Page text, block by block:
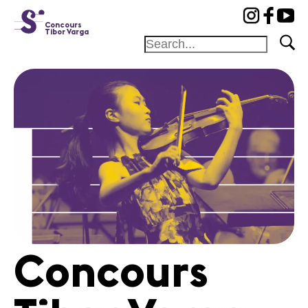
Concours
Tibor Varga
Académie
Concours
Amis et
Mécènes
Médiation
Jury
Programme
Concerts
Concours